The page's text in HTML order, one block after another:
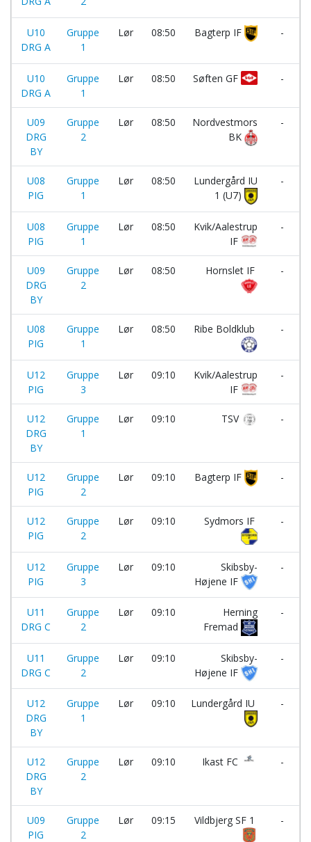
U10
DRG A
Gruppe
1
Lør 08:50 Bagterp IF
-
U10
DRG A
Gruppe
1
Lør 08:50 Søften GF -
U09
DRG
BY
Gruppe
2
Lør 08:50
Nordvestmors
BK
-
U08
PIG
Gruppe
1
Lør 08:50
Lundergård IU
1 (U7)
-
U08
PIG
Gruppe
1
Lør 08:50
Kvik/Aalestrup
IF
-
U09
DRG
BY
Gruppe
2
Lør 08:50 Hornslet IF -
U08
PIG
Gruppe
1
Lør 08:50 Ribe Boldklub -
U12
PIG
Gruppe
3
Lør 09:10
Kvik/Aalestrup
IF
-
U12
DRG
BY
Gruppe
1
Lør 09:10 TSV
-
U12
PIG
Gruppe
2
Lør 09:10 Bagterp IF -
U12
PIG
Gruppe
2
Lør 09:10 Sydmors IF
-
U12
PIG
Gruppe
3
Lør 09:10
Skibsby-
Højene IF
-
U11
DRG C
Gruppe
2
Lør 09:10
Herning
Fremad
-
U11
DRG C
Gruppe
2
Lør 09:10
Skibsby-
Højene IF
-
U12
DRG
BY
Gruppe
1
Lør 09:10 Lundergård IU -
U12
DRG
BY
Gruppe
2
Lør 09:10 Ikast FC
-
U09
PIG
Gruppe
2
Lør 09:15 Vildbjerg SF 1
-